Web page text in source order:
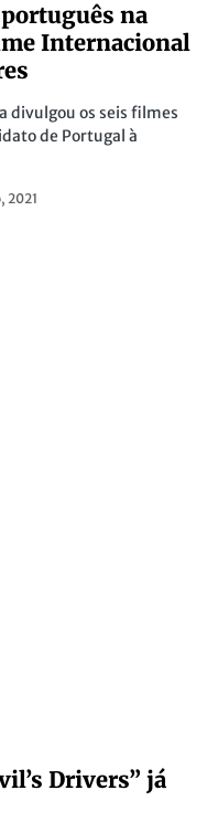
na
Internacional
divulgou os seis filmes
de Portugal à
2021
Drivers” já